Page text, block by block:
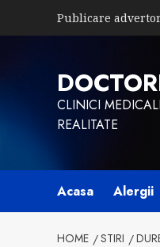
Publicare
CLINICI
REALITATE
Acasa Alergii
HOME STIRI